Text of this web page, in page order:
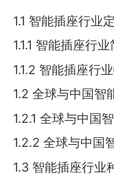
1.1 智能插座行业
1.1.1 智能插座行业
1.1.2 智能插座行
1.2 全球与中国智
1.2.1 全球与中国
1.2.2 全球与中国
1.3 智能插座行业